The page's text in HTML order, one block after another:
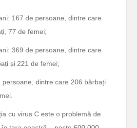
167 de persoane, dintre care
77 de femei;
369 de persoane, dintre care
și 221 de femei;
persoane, dintre care 206 bărbați
cu virus C este o problemă de